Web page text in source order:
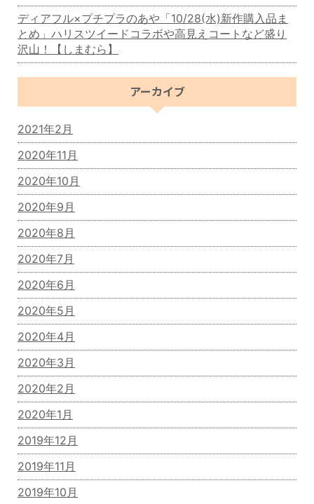
ディアフル×プチプラのあや「10/28(水)新作購入品ま
とめ」ハリスツイードコラボや高見えコートなど盛り
沢山！【しまむら】
アーカイブ
2021年2月
2020年11月
2020年10月
2020年9月
2020年8月
2020年7月
2020年6月
2020年5月
2020年4月
2020年3月
2020年2月
2020年1月
2019年12月
2019年11月
2019年10月